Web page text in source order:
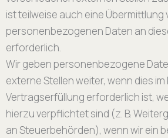
ist teilweise auch eine Übermittlung
personenbezogenen Daten an
erforderlich.
Wir geben personenbezogene
externe Stellen weiter, wenn dies
Vertragserfüllung erforderlich ist,
hierzu verpflichtet sind (z. B.
an Steuerbehörden), wenn wir ein